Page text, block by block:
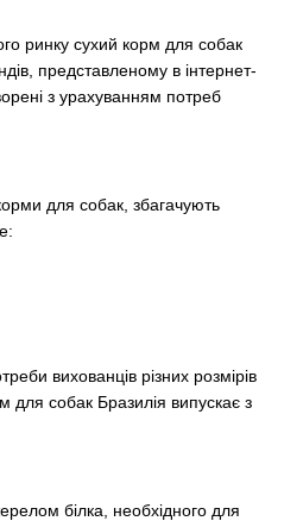
ринку сухий корм для собак
представленому в інтернет-
з урахуванням потреб
для собак, збагачують
вихованців різних розмірів
для собак Бразилія випускає з
білка, необхідного для